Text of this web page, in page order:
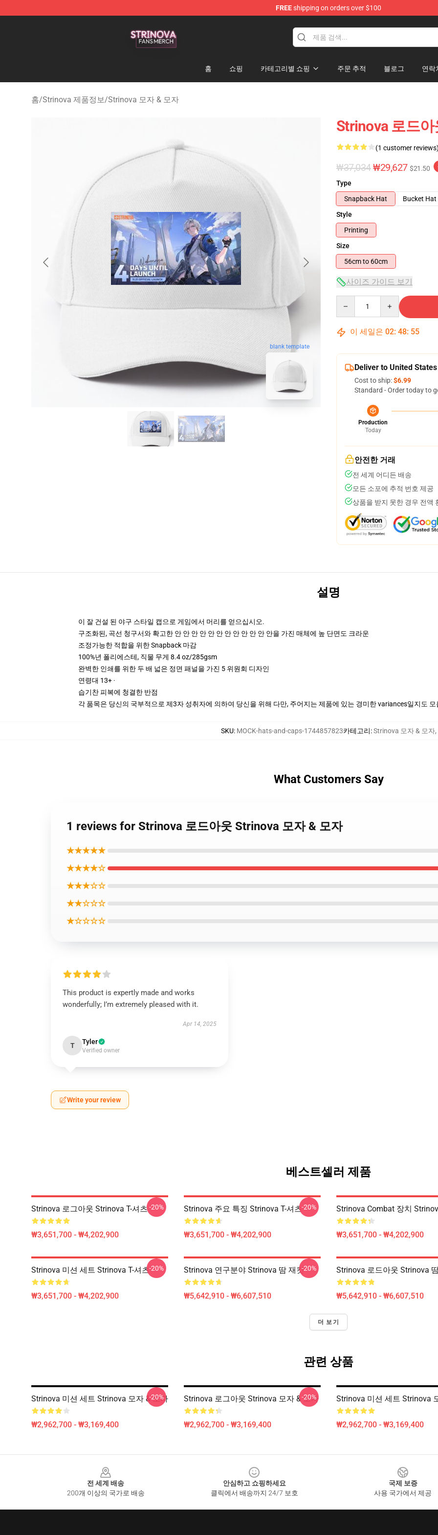
FREEshipping on orders over $100
홈 쇼핑 카테고리별 쇼핑 주문 추적 블로그 연락
홈/Strinova 제품정보/Strinova 모자 & 모자
blank template
Strinova 로드
(1 customer
₩37,034₩29,627 $21.50
Type
Snapback Hat
Bucket Hat
Style
Printing
Size
56cm to 60cm
사이즈 가이드 보기
이 세일은 02: 48: 55
Deliver to United States
Cost to ship:$6.99
Standard - Order today to
Production
Today
안전한 거래
전 세계 어디든 배송
모든 소포에 추적 번호 제공
상품을 받지 못한 경우 전액
설명
이 잘 건설 된 야구 스타일 캡으로 게임에서 머리를 얻으십시오.
구조화된, 곡선 청구서와 확고한 안 안 안 안 안 안 안 안 안 안 안 안을 가진 매체에 높 단면도 크라운
조정가능한 적합을 위한 Snapback 마감
100%년 폴리에스테, 직물 무게 8.4 oz/285gsm
완벽한 인쇄를 위한 두 배 넓은 정면 패널을 가진 5 위원회 디자인
연령대 13+ ·
습기찬 피복에 청결한 반점
각 품목은 당신의 국부적으로 제3자 성취자에 의하여 당신을 위해 다만, 주어지는 제품에 있는 경미한 variances일지도
SKU: MOCK-hats-and-caps-1744857823카테고리:Strinova 모자 & 모자,
What Customers Say
1 reviews for Strinova 로드아웃 Strinova 모자 & 모자
★★★★★
★★★★☆
★★★☆☆
★★☆☆☆
★☆☆☆☆
This product is expertly made and works
wonderfully; I’m extremely pleased with it.
Apr 14, 2025
T Tyler
Verified owner
Write your review
베스트셀러 제품
Strinova 로그아웃 Strinova T-셔츠
₩3,651,700 - ₩4,202,900
-20% Strinova 주요 특징 Strinova T-셔츠
₩3,651,700 - ₩4,202,900
-20% Strinova Combat 장치
₩3,651,700 - ₩4,202,900
Strinova 미션 세트 Strinova T-셔츠
₩3,651,700 - ₩4,202,900
-20% Strinova 연구분야 Strinova 땀 재킷
₩5,642,910 - ₩6,607,510
-20% Strinova 로드아웃 Strinova
₩5,642,910 - ₩6,607,510
더 보기
관련 상품
Strinova 미션 세트 Strinova 모자 & 모자
₩2,962,700 - ₩3,169,400
-20% Strinova 로그아웃 Strinova 모자 & 모자
₩2,962,700 - ₩3,169,400
-20% Strinova 미션 세트 Strinova
₩2,962,700 - ₩3,169,400
전 세계 배송
200개 이상의 국가로 배송
안심하고 쇼핑하세요
클릭에서 배송까지 24/7 보호
국제 보증
사용 국가에서 제공